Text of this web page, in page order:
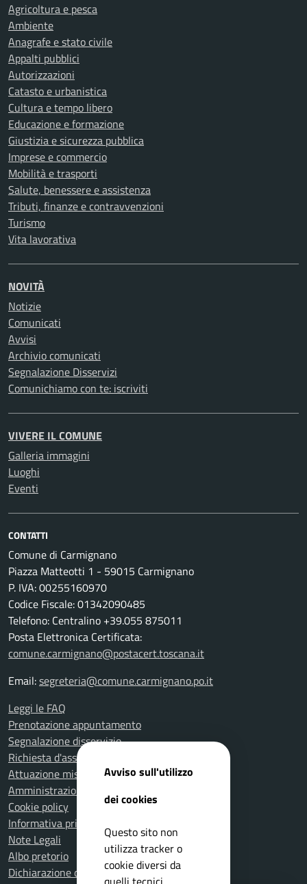
Agricoltura e pesca
Ambiente
Anagrafe e stato civile
Appalti pubblici
Autorizzazioni
Catasto e urbanistica
Cultura e tempo libero
Educazione e formazione
Giustizia e sicurezza pubblica
Imprese e commercio
Mobilità e trasporti
Salute, benessere e assistenza
Tributi, finanze e contravvenzioni
Turismo
Vita lavorativa
NOVITÀ
Notizie
Comunicati
Avvisi
Archivio comunicati
Segnalazione Disservizi
Comunichiamo con te: iscriviti
VIVERE IL COMUNE
Galleria immagini
Luoghi
Eventi
CONTATTI
Comune di Carmignano
Piazza Matteotti 1 - 59015 Carmignano
P. IVA: 00255160970
Codice Fiscale: 01342090485
Telefono: Centralino +39.055 875011
Posta Elettronica Certificata:
comune.carmignano@postacert.toscana.it
Email:segreteria@comune.carmignano.po.it
Leggi le FAQ
Prenotazione appuntamento
Segnalazione disservizio
Richiesta d'assistenza
Attuazione misure PNRR
Amministrazione trasparente
Cookie policy
Informativa privacy
Note Legali
Albo pretorio
Dichiarazione di accessibilità
Avviso sull'utilizzo
dei cookies
Questo sito non
utilizza tracker o
cookie diversi da